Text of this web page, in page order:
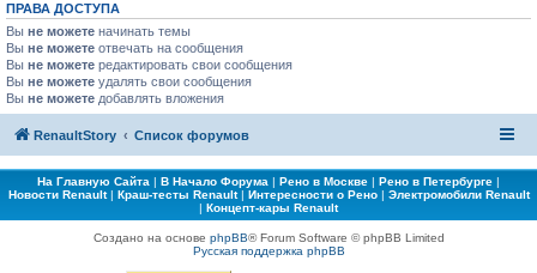
ПРАВА ДОСТУПА
Вы не можете начинать темы
Вы не можете отвечать на сообщения
Вы не можете редактировать свои сообщения
Вы не можете удалять свои сообщения
Вы не можете добавлять вложения
RenaultStory Список форумов
На Главную Сайта | В Начало Форума | Рено в Москве | Рено в Петербурге |
Новости Renault| Краш-тесты Renault| Интересности о Рено| Электромобили Renault
| Концепт-кары Renault
Создано на основе phpBB® Forum Software © phpBB Limited
Русская поддержка phpBB